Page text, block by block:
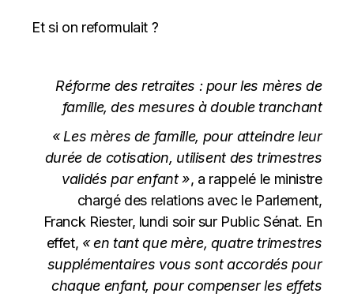
Et si on reformulait ?
Réforme des retraites : pour les mères de
famille, des mesures à double tranchant
« Les mères de famille, pour atteindre leur
durée de cotisation, utilisent des trimestres
validés par enfant », a rappelé le ministre
chargé des relations avec le Parlement,
Franck Riester, lundi soirsur Public Sénat. En
effet, « en tant que mère, quatre trimestres
supplémentaires vous sont accordés pour
chaque enfant, pour compenser les effets